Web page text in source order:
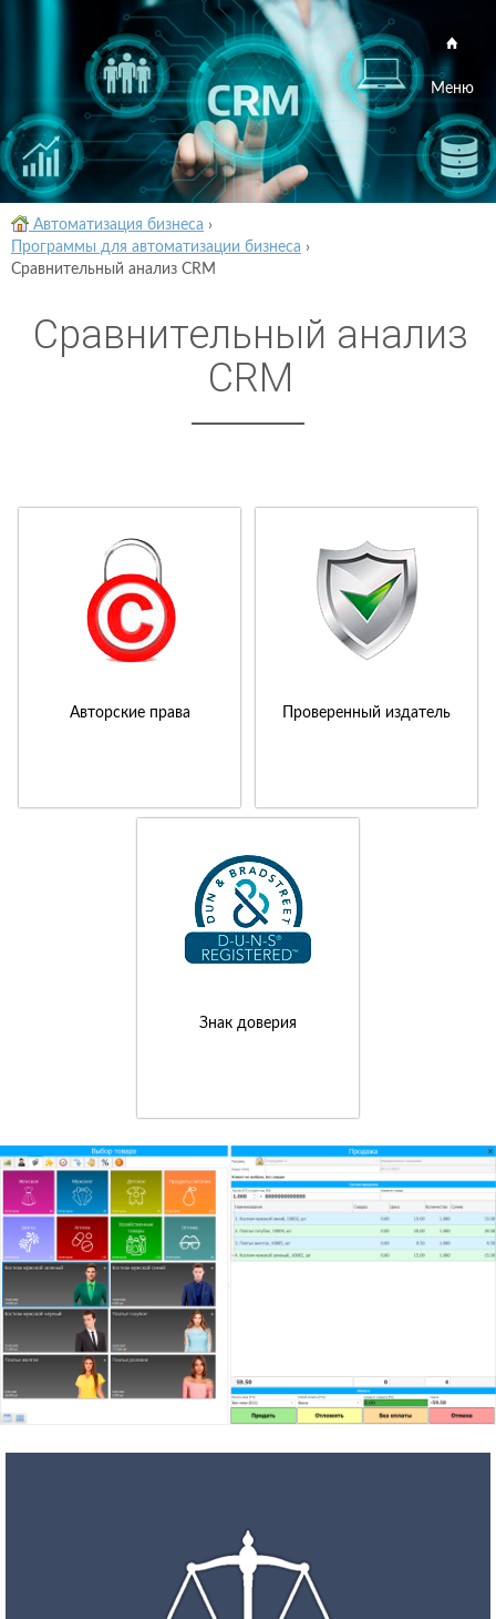
Меню
Автоматизация бизнеса ›
Программы для автоматизации бизнеса ›
Сравнительный анализ CRM
Сравнительный анализ
CRM
Авторские права Проверенный издатель
Знак доверия